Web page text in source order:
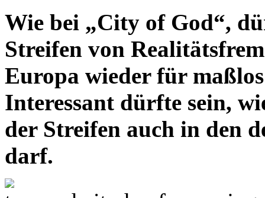
Wie bei „City of God“,
Streifen von
Europa wieder für
Interessant dürfte sein,
der Streifen auch in den
darf.